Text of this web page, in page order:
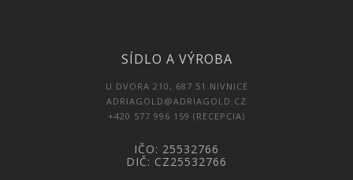
SÍDLO A VÝROBA
U DVORA 210, 687 51 NIVNICE
ADRIAGOLD@ADRIAGOLD.CZ
+420 577 996 159 (RECEPCIA)
IČO: 25532766
DIČ: CZ25532766